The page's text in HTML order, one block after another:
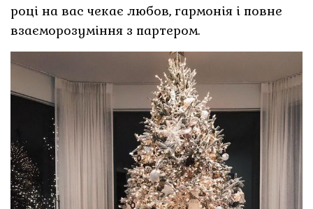
році на вас чекає любов, гармонія і повне
взаєморозуміння з партером.